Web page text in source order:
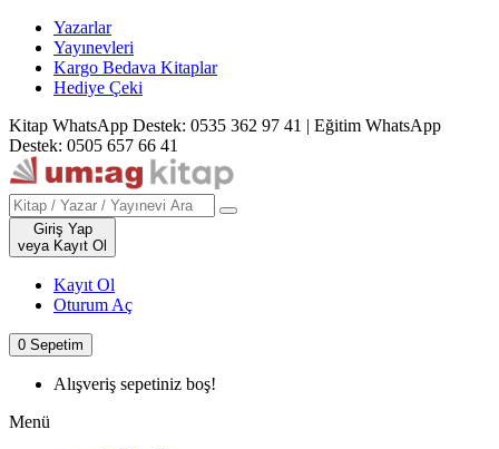
Yazarlar
Yayınevleri
Kargo Bedava Kitaplar
Hediye Çeki
Kitap WhatsApp Destek: 0535 362 97 41 | Eğitim WhatsApp
Destek: 0505 657 66 41
Giriş Yap
veya Kayıt Ol
Kayıt Ol
Oturum Aç
0 Sepetim
Alışveriş sepetiniz boş!
Menü